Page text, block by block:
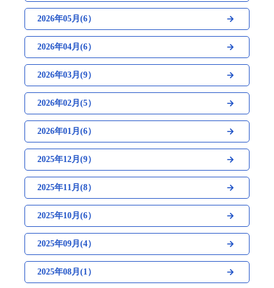
2026年05月(6）
2026年04月(6）
2026年03月(9）
2026年02月(5）
2026年01月(6）
2025年12月(9）
2025年11月(8）
2025年10月(6）
2025年09月(4）
2025年08月(1）